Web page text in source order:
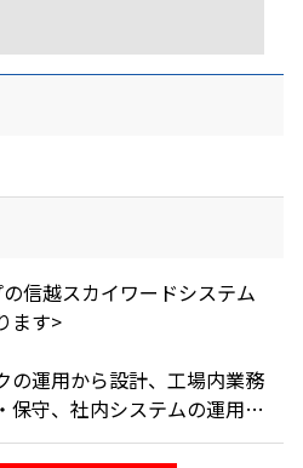
信越スカイワードシステム
ます>
の運用から設計、工場内業務
保守、社内システムの運用・
でのシステム導入支援などを